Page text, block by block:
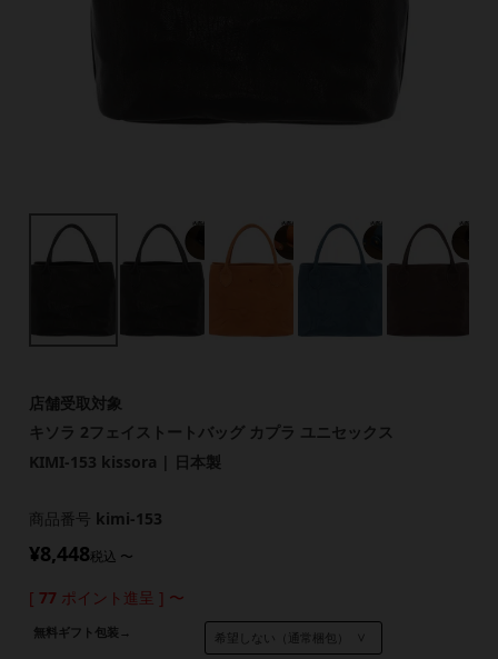
店舗受取対象
キソラ 2フェイストートバッグ カプラ ユニセックス
KIMI-153 kissora | 日本製
商品番号 kimi-153
¥8,448税込 〜
[ 77 ポイント進呈 ] 〜
無料ギフト包装→